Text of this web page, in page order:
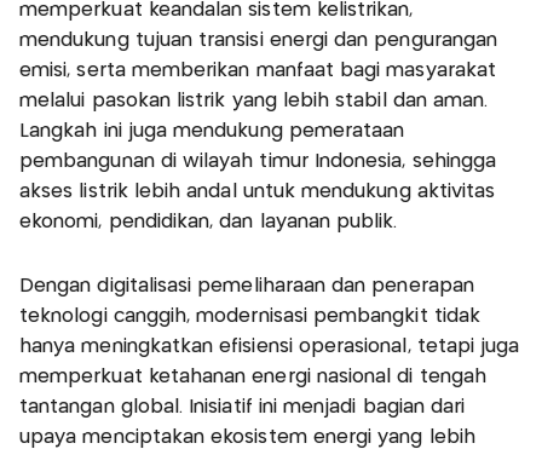
memperkuat keandalan sistem kelistrikan,
mendukung tujuan transisi energi dan pengurangan
emisi, serta memberikan manfaat bagi masyarakat
melalui pasokan listrik yang lebih stabil dan aman.
Langkah ini juga mendukung pemerataan
pembangunan di wilayah timur Indonesia, sehingga
akses listrik lebih andal untuk mendukung aktivitas
ekonomi, pendidikan, dan layanan publik.
Dengan digitalisasi pemeliharaan dan penerapan
teknologi canggih, modernisasi pembangkit tidak
hanya meningkatkan efisiensi operasional, tetapi juga
memperkuat ketahanan energi nasional di tengah
tantangan global. Inisiatif ini menjadi bagian dari
upaya menciptakan ekosistem energi yang lebih